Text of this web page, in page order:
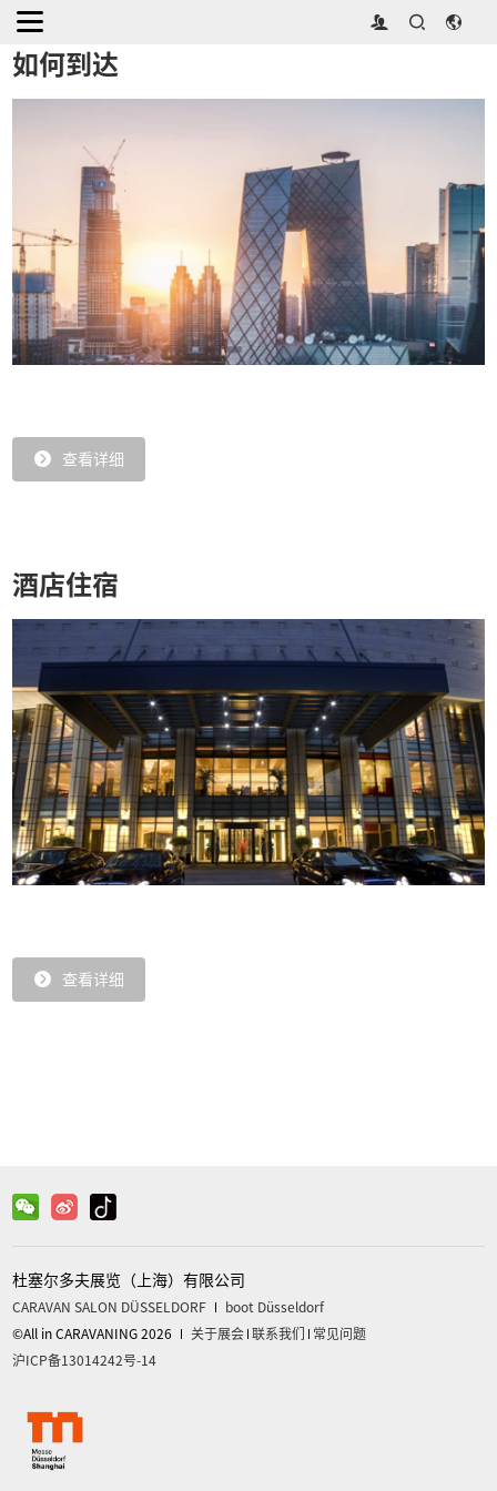
首页
如何到达
查看详细
酒店住宿
查看详细
杜塞尔多夫展览（上海）有限公司
CARAVAN SALON DÜSSELDORF
boot Düsseldorf
©All in CARAVANING 2026
关于展会 联系我们
常见问题
沪ICP备13014242号-14